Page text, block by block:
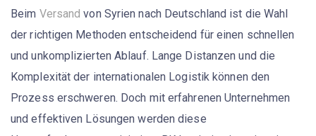
Beim Versand von Syrien nach Deutschland ist die Wahl
der richtigen Methoden entscheidend für einen schnellen
und unkomplizierten Ablauf. Lange Distanzen und die
Komplexität der internationalen Logistik können den
Prozess erschweren. Doch mit erfahrenen Unternehmen
und effektiven Lösungen werden diese